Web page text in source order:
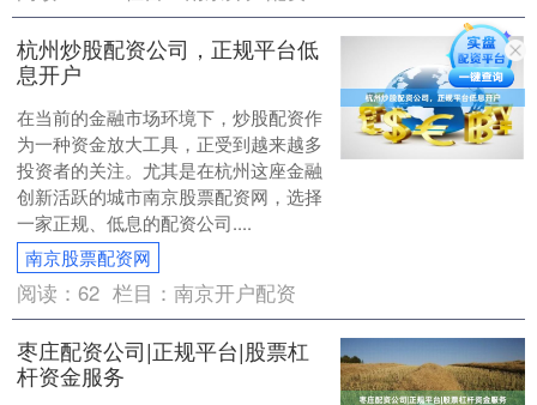
杭州炒股配资公司，正规平台低
息开户
在当前的金融市场环境下，炒股配资作
为一种资金放大工具，正受到越来越多
投资者的关注。尤其是在杭州这座金融
创新活跃的城市南京股票配资网，选择
一家正规、低息的配资公司....
南京股票配资网
阅读：62 栏目：南京开户配资
枣庄配资公司|正规平台|股票杠
杆资金服务